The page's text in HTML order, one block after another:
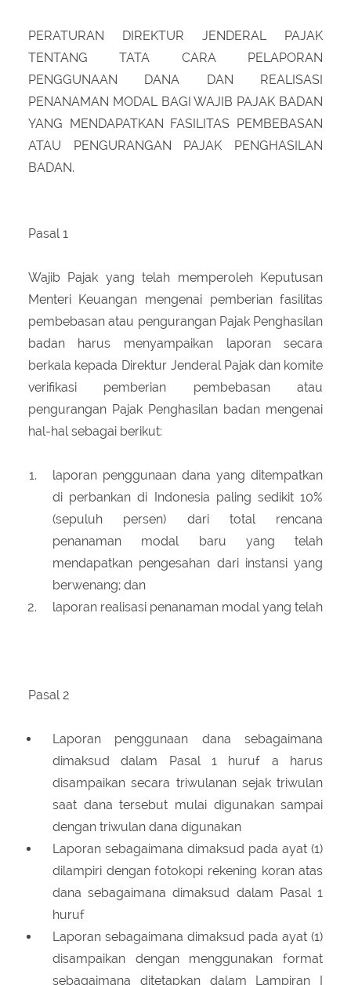
PERATURAN DIREKTUR JENDERAL PAJAK
TENTANG TATA CARA PELAPORAN
PENGGUNAAN DANA DAN REALISASI
PENANAMAN MODAL BAGI WAJIB PAJAK BADAN
YANG MENDAPATKAN FASILITAS PEMBEBASAN
ATAU PENGURANGAN PAJAK PENGHASILAN
BADAN.
Pasal 1
Wajib Pajak yang telah memperoleh Keputusan
Menteri Keuangan mengenai pemberian fasilitas
pembebasan atau pengurangan Pajak Penghasilan
badan harus menyampaikan laporan secara
berkala kepada Direktur Jenderal Pajak dan komite
verifikasi pemberian pembebasan atau
pengurangan Pajak Penghasilan badan mengenai
hal-hal sebagai berikut:
laporan penggunaan dana yang ditempatkan
di perbankan di Indonesia paling sedikit 10%
(sepuluh persen) dari total rencana
penanaman modal baru yang telah
mendapatkan pengesahan dari instansi yang
berwenang; dan
laporan realisasi penanaman modal yang telah
Pasal 2
Laporan penggunaan dana sebagaimana
dimaksud dalam Pasal 1 huruf a harus
disampaikan secara triwulanan sejak triwulan
saat dana tersebut mulai digunakan sampai
dengan triwulan dana digunakan
Laporan sebagaimana dimaksud pada ayat (1)
dilampiri dengan fotokopi rekening koran atas
dana sebagaimana dimaksud dalam Pasal 1
huruf
Laporan sebagaimana dimaksud pada ayat (1)
disampaikan dengan menggunakan format
sebagaimana ditetapkan dalam Lampiran I